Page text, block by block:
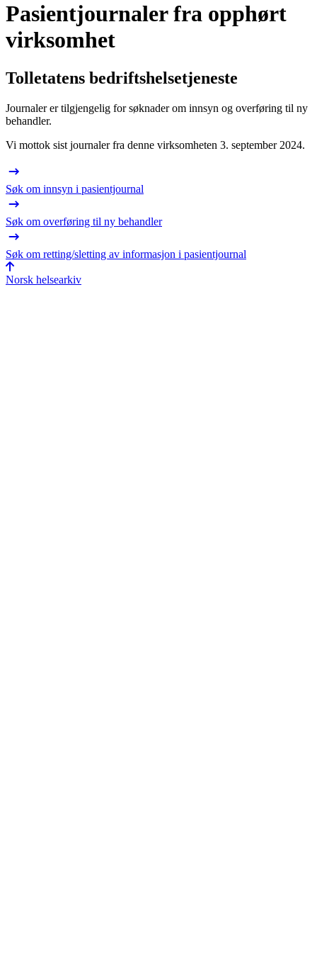
Pasientjournaler fra opphørt
virksomhet
Tolletatens bedriftshelsetjeneste
Journaler er tilgjengelig for søknader om innsyn og overføring til ny
behandler.
Vi mottok sist journaler fra denne virksomheten 3. september 2024.
Søk om innsyn i pasientjournal
Søk om overføring til ny behandler
Søk om retting/sletting av informasjon i pasientjournal
Norsk helsearkiv